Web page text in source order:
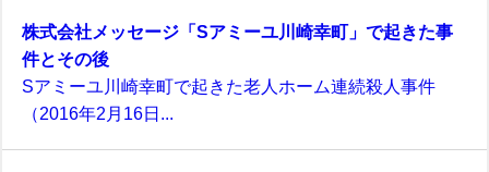
株式会社メッセージ「Sアミーユ川崎幸町」で起きた事
件とその後
Sアミーユ川崎幸町で起きた老人ホーム連続殺人事件
（2016年2月16日...